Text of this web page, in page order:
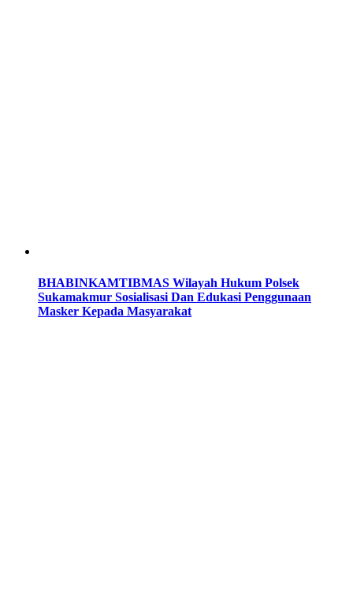
BHABINKAMTIBMAS Wilayah Hukum Polsek
Sukamakmur Sosialisasi Dan Edukasi Penggunaan
Masker Kepada Masyarakat